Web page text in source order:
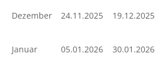
Dezember
24.11.2025 19.12.2025
Januar
05.01.2026 30.01.2026